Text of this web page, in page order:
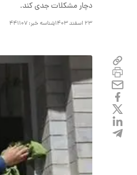
دچار مشکلات جدی کند.
۲۳ اسفند ۱۴۰۳ شناسه خبر: ۴۴۱۱۰۷